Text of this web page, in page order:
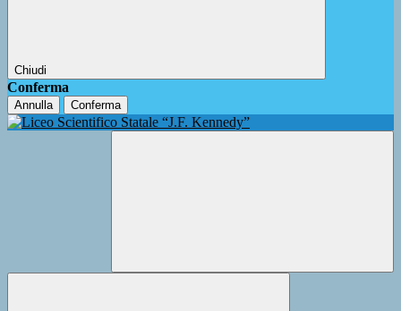
Chiudi
Conferma
Annulla Conferma